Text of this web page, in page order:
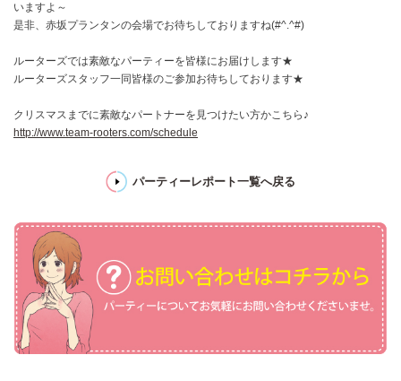
いますよ～
是非、赤坂プランタンの会場でお待ちしておりますね(#^.^#)
ルーターズでは素敵なパーティーを皆様にお届けします★
ルーターズスタッフ一同皆様のご参加お待ちしております★
クリスマスまでに素敵なパートナーを見つけたい方かこちら♪
http://www.team-rooters.com/schedule
パーティーレポート一覧へ戻る